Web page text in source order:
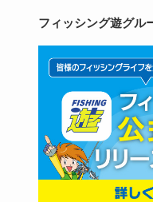
フィッシング遊グル